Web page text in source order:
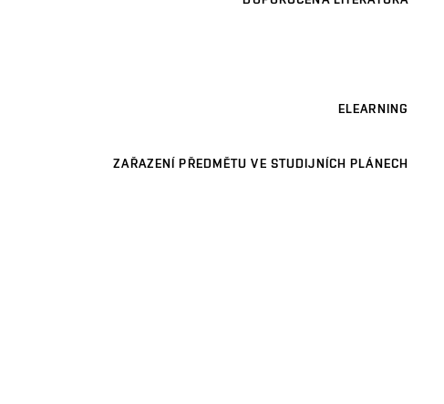
ELEARNING
ZAŘAZENÍ PŘEDMĚTU VE STUDIJNÍCH PLÁNECH